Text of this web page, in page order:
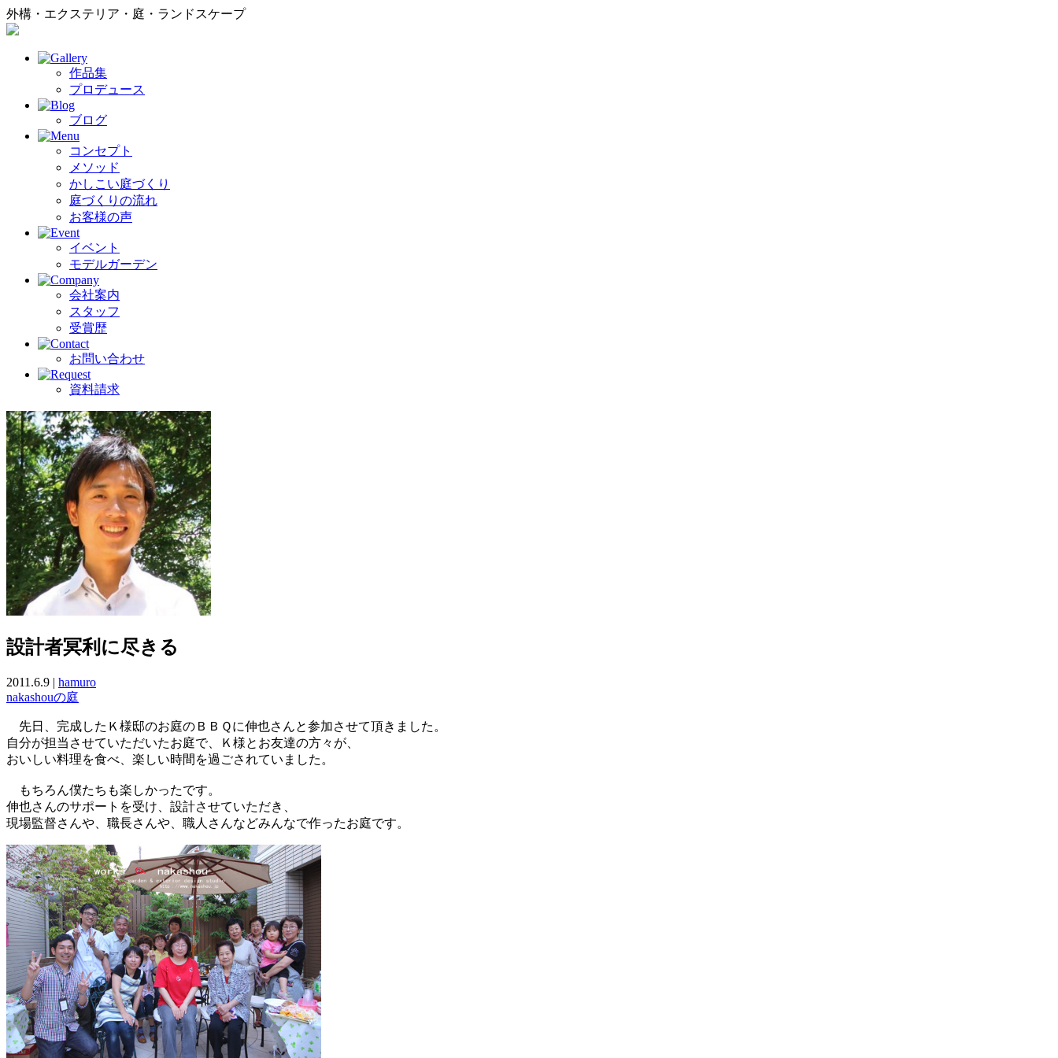
外構・エクステリア・庭・ランドスケープ
作品集
プロデュース
ブログ
コンセプト
メソッド
かしこい庭づくり
庭づくりの流れ
お客様の声
イベント
モデルガーデン
会社案内
スタッフ
受賞歴
お問い合わせ
資料請求
設計者冥利に尽きる
2011.6.9 | hamuro
nakashouの庭
先日、完成したＫ様邸のお庭のＢＢＱに伸也さんと参加させて頂きました。
自分が担当させていただいたお庭で、Ｋ様とお友達の方々が、
おいしい料理を食べ、楽しい時間を過ごされていました。
もちろん僕たちも楽しかったです。
伸也さんのサポートを受け、設計させていただき、
現場監督さんや、職長さんや、職人さんなどみんなで作ったお庭です。